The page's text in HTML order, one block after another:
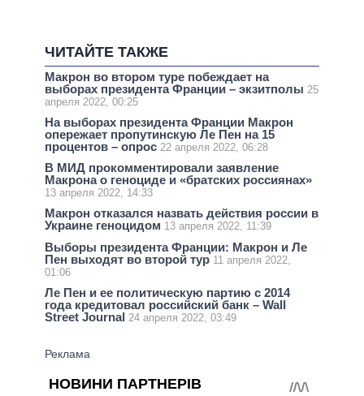
ЧИТАЙТЕ ТАКЖЕ
Макрон во втором туре побеждает на
выборах президента Франции – экзитполы 25
апреля 2022, 00:25
На выборах президента Франции Макрон
опережает пропутинскую Ле Пен на 15
процентов – опрос 22 апреля 2022, 06:28
В МИД прокомментировали заявление
Макрона о геноциде и «братских россиянах»
13 апреля 2022, 14:33
Макрон отказался назвать действия россии в
Украине геноцидом 13 апреля 2022, 11:39
Выборы президента Франции: Макрон и Ле
Пен выходят во второй тур 11 апреля 2022,
01:06
Ле Пен и ее политическую партию с 2014
года кредитовал российский банк – Wall
Street Journal 24 апреля 2022, 03:49